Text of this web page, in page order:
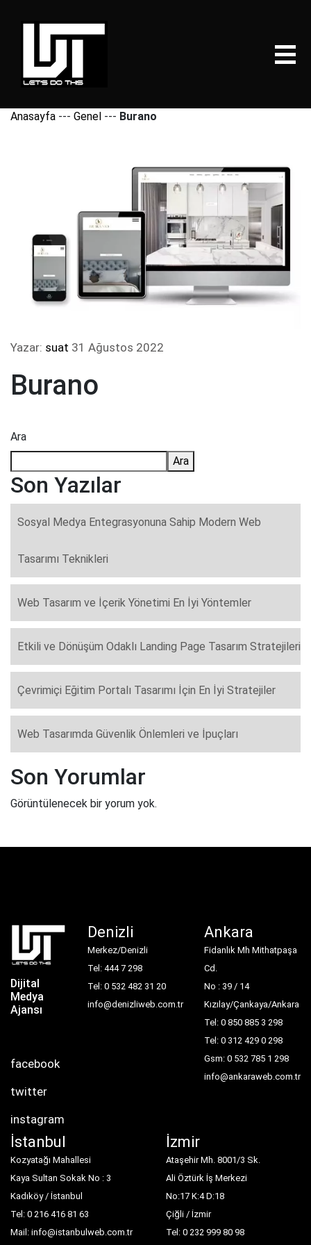
Anasayfa --- Genel --- Burano
Yazar: suat 31 Ağustos 2022
Burano
Ara
Ara
Son Yazılar
Sosyal Medya Entegrasyonuna Sahip Modern Web
Tasarımı Teknikleri
Web Tasarım ve İçerik Yönetimi En İyi Yöntemler
Etkili ve Dönüşüm Odaklı Landing Page Tasarım Stratejileri
Çevrimiçi Eğitim Portalı Tasarımı İçin En İyi Stratejiler
Web Tasarımda Güvenlik Önlemleri ve İpuçları
Son Yorumlar
Görüntülenecek bir yorum yok.
Dijital
Medya
Ajansı
facebook
twitter
instagram
Denizli
Merkez/Denizli
Tel: 444 7 298
Tel: 0 532 482 31 20
info@denizliweb.com.tr
Ankara
Fidanlık Mh Mithatpaşa
Cd.
No : 39 / 14
Kızılay/Çankaya/Ankara
Tel: 0 850 885 3 298
Tel: 0 312 429 0 298
Gsm: 0 532 785 1 298
info@ankaraweb.com.tr
İstanbul
Kozyatağı Mahallesi
Kaya Sultan Sokak No : 3
Kadıköy / İstanbul
Tel: 0 216 416 81 63
Mail: info@istanbulweb.com.tr
İzmir
Ataşehir Mh. 8001/3 Sk.
Ali Öztürk İş Merkezi
No:17 K:4 D:18
Çiğli / İzmir
Tel: 0 232 999 80 98